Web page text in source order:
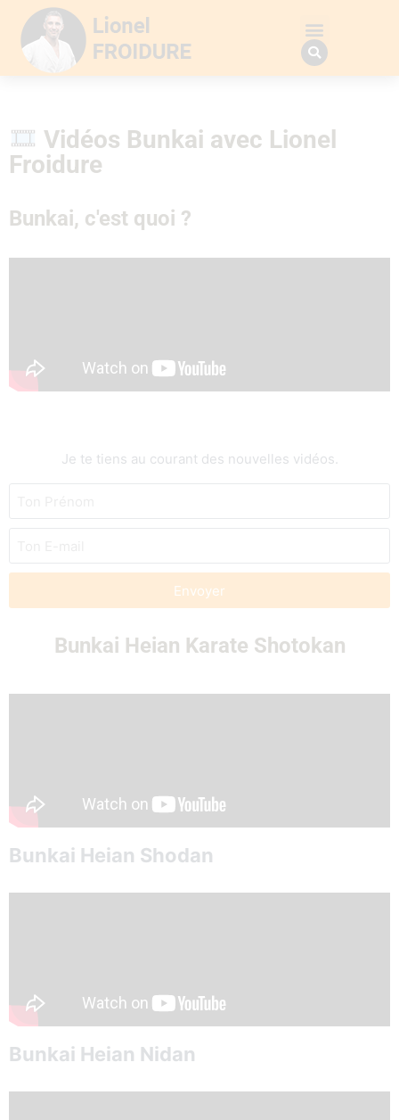
Vidéos Bunkai avec Lionel
Froidure
Bunkai, c'est quoi ?
Je te tiens au courant des nouvelles vidéos.
Envoyer
Bunkai Heian Karate Shotokan
Bunkai Heian Shodan
Bunkai Heian Nidan